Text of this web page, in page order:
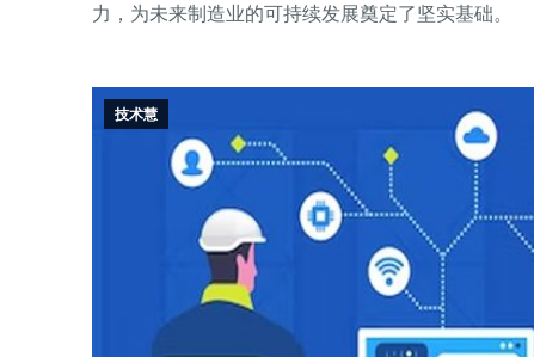
力，为未来制造业的可持续发展奠定了坚实基础。
技术慧